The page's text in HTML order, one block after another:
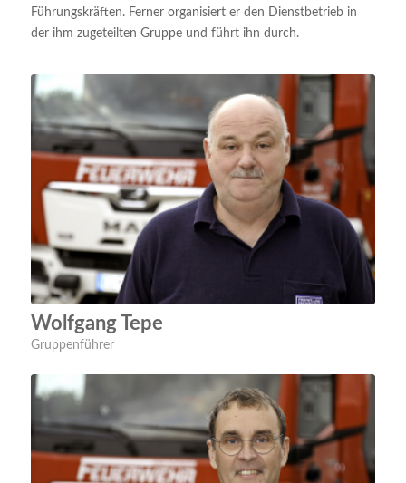
Führungskräften. Ferner organisiert er den Dienstbetrieb in
der ihm zugeteilten Gruppe und führt ihn durch.
Wolfgang Tepe
Gruppenführer